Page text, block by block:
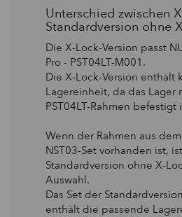
Unterschied zwischen
Standardversion ohne
Die X-Lock-Version passt
Pro - PST04LT-M001.
Die X-Lock-Version enthält
Lagereinheit, da das Lager
PST04LT-Rahmen befestigt
Wenn der Rahmen aus
NST03-Set vorhanden ist,
Standardversion ohne X-
Auswahl.
Das Set der
enthält die passende